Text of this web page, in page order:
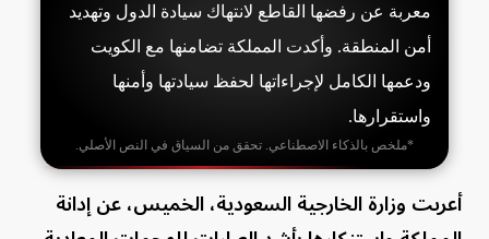
معربة عن رفضها القاطع لانتهاك سيادة الدول وتهديد
أمن المنطقة. وأكدت المملكة تضامنها مع الكويت
ودعمها الكامل لإجراءاتها لحفظ سيادتها وأمنها
واستقرارها.
*ملخص بالذكاء الاصطناعي. تحقق من السياق في النص الأصلي.
أعربت وزارة الخارجية السعودية، الخميس، عن إدانة